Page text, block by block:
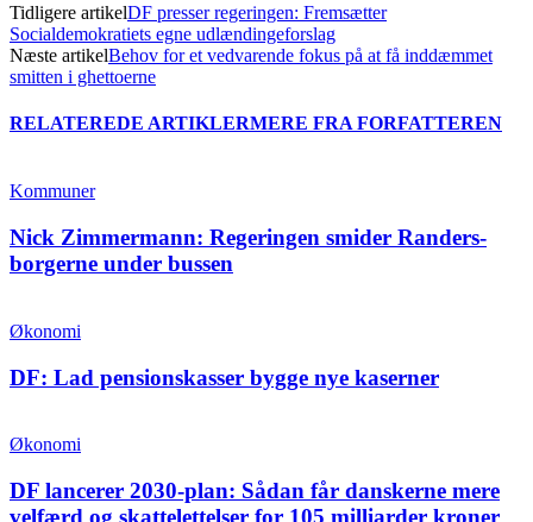
Tidligere artikelDF presser regeringen: Fremsætter
Socialdemokratiets egne udlændingeforslag
Næste artikelBehov for et vedvarende fokus på at få inddæmmet
smitten i ghettoerne
RELATEREDE ARTIKLERMERE FRA FORFATTEREN
Kommuner
Nick Zimmermann: Regeringen smider Randers-
borgerne under bussen
Økonomi
DF: Lad pensionskasser bygge nye kaserner
Økonomi
DF lancerer 2030-plan: Sådan får danskerne mere
velfærd og skattelettelser for 105 milliarder kroner